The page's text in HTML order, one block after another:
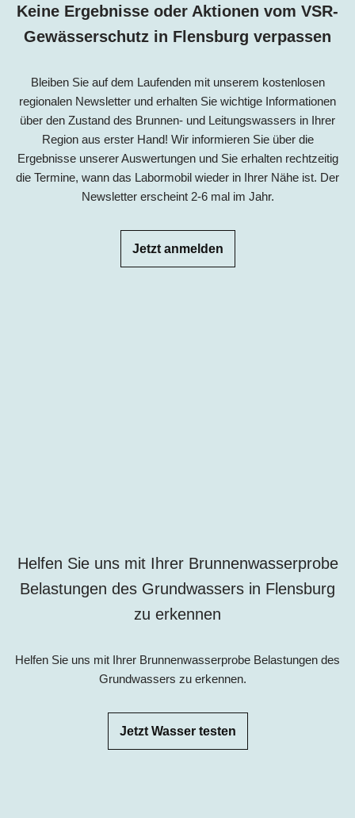
Keine Ergebnisse oder Aktionen vom VSR-
Gewässerschutz in Flensburg verpassen
Bleiben Sie auf dem Laufenden mit unserem kostenlosen
regionalen Newsletter und erhalten Sie wichtige Informationen
über den Zustand des Brunnen- und Leitungswassers in Ihrer
Region aus erster Hand! Wir informieren Sie über die
Ergebnisse unserer Auswertungen und Sie erhalten rechtzeitig
die Termine, wann das Labormobil wieder in Ihrer Nähe ist. Der
Newsletter erscheint 2-6 mal im Jahr.
Jetzt anmelden
Helfen Sie uns mit Ihrer Brunnenwasserprobe
Belastungen des Grundwassers in Flensburg
zu erkennen
Helfen Sie uns mit Ihrer Brunnenwasserprobe Belastungen des
Grundwassers zu erkennen.
Jetzt Wasser testen